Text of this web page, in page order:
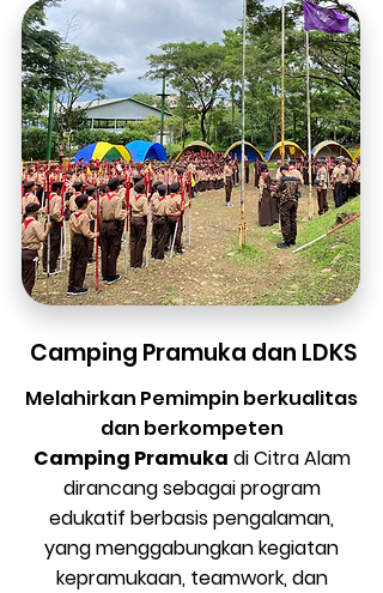
Camping Pramuka dan LDKS
Melahirkan Pemimpin berkualitas
dan berkompeten
​Camping Pramuka di Citra Alam
dirancang sebagai program
edukatif berbasis pengalaman,
yang menggabungkan kegiatan
kepramukaan, teamwork, dan